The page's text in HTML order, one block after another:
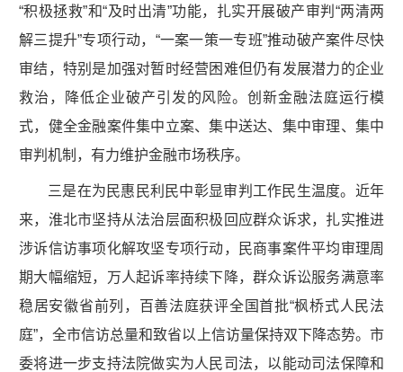
“积极拯救”和“及时出清”功能，扎实开展破产审判“两清两
解三提升”专项行动，“一案一策一专班”推动破产案件尽快
审结，特别是加强对暂时经营困难但仍有发展潜力的企业
救治，降低企业破产引发的风险。创新金融法庭运行模
式，健全金融案件集中立案、集中送达、集中审理、集中
审判机制，有力维护金融市场秩序。
三是在为民惠民利民中彰显审判工作民生温度。近年
来，淮北市坚持从法治层面积极回应群众诉求，扎实推进
涉诉信访事项化解攻坚专项行动，民商事案件平均审理周
期大幅缩短，万人起诉率持续下降，群众诉讼服务满意率
稳居安徽省前列，百善法庭获评全国首批“枫桥式人民法
庭”，全市信访总量和致省以上信访量保持双下降态势。市
委将进一步支持法院做实为人民司法，以能动司法保障和